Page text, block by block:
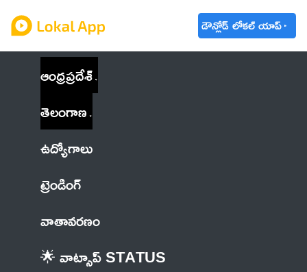
డౌన్లోడ్ లోకల్ యాప్
ఆంధ్రప్రదేశ్
తెలంగాణ
ఉద్యోగాలు
ట్రెండింగ్
వాతావరణం
🌟 వాట్సాప్ STATUS